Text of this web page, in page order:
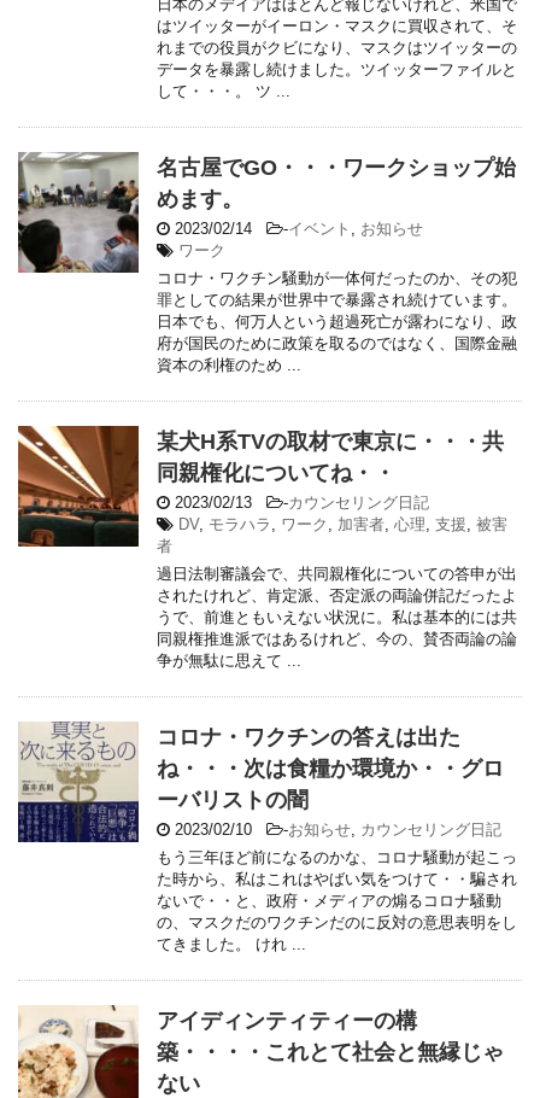
日本のメデイアはほとんど報じないけれど、米国で
はツイッターがイーロン・マスクに買収されて、そ
れまでの役員がクビになり、マスクはツイッターの
データを暴露し続けました。ツイッターファイルと
して・・・。 ツ ...
名古屋でGO・・・ワークショップ始
めます。
2023/02/14 -イベント , お知らせ
ワーク
コロナ・ワクチン騒動が一体何だったのか、その犯
罪としての結果が世界中で暴露され続けています。
日本でも、何万人という超過死亡が露わになり、政
府が国民のために政策を取るのではなく、国際金融
資本の利権のため ...
某犬H系TVの取材で東京に・・・共
同親権化についてね・・
2023/02/13 -カウンセリング日記
DV, モラハラ , ワーク , 加害者, 心理, 支援, 被害
者
過日法制審議会で、共同親権化についての答申が出
されたけれど、肯定派、否定派の両論併記だったよ
うで、前進ともいえない状況に。私は基本的には共
同親権推進派ではあるけれど、今の、賛否両論の論
争が無駄に思えて ...
コロナ・ワクチンの答えは出た
ね・・・次は食糧か環境か・・グロ
ーバリストの闇
2023/02/10 -お知らせ, カウンセリング日記
もう三年ほど前になるのかな、コロナ騒動が起こっ
た時から、私はこれはやばい気をつけて・・騙され
ないで・・と、政府・メディアの煽るコロナ騒動
の、マスクだのワクチンだのに反対の意思表明をし
てきました。 けれ ...
アイディンティティーの構
築・・・・これとて社会と無縁じゃ
ない